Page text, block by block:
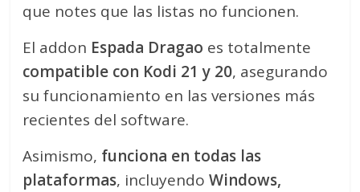
que notes que las listas no funcionen.
El addon Espada Dragao es totalmente
compatible con Kodi 21 y 20, asegurando
su funcionamiento en las versiones más
recientes del software.
Asimismo, funciona en todas las
plataformas, incluyendoWindows,